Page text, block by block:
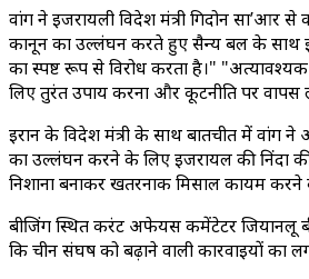
वांग ने इजरायली विदेश मंत्री गिदोन सा’आर से
कानून का उल्लंघन करते हुए सैन्य बल के साथ
का स्पष्ट रूप से विरोध करता है।"
लिए तुरंत उपाय करना और कूटनीति पर वापस
ईरान के विदेश मंत्री के साथ बातचीत में वांग
का उल्लंघन करने के लिए इजरायल की निंदा
निशाना बनाकर खतरनाक मिसाल कायम करने
बीजिंग स्थित करंट अफेयर्स कमेंटेटर जियानलू
कि चीन संघर्ष को बढ़ाने वाली कार्रवाइयों का